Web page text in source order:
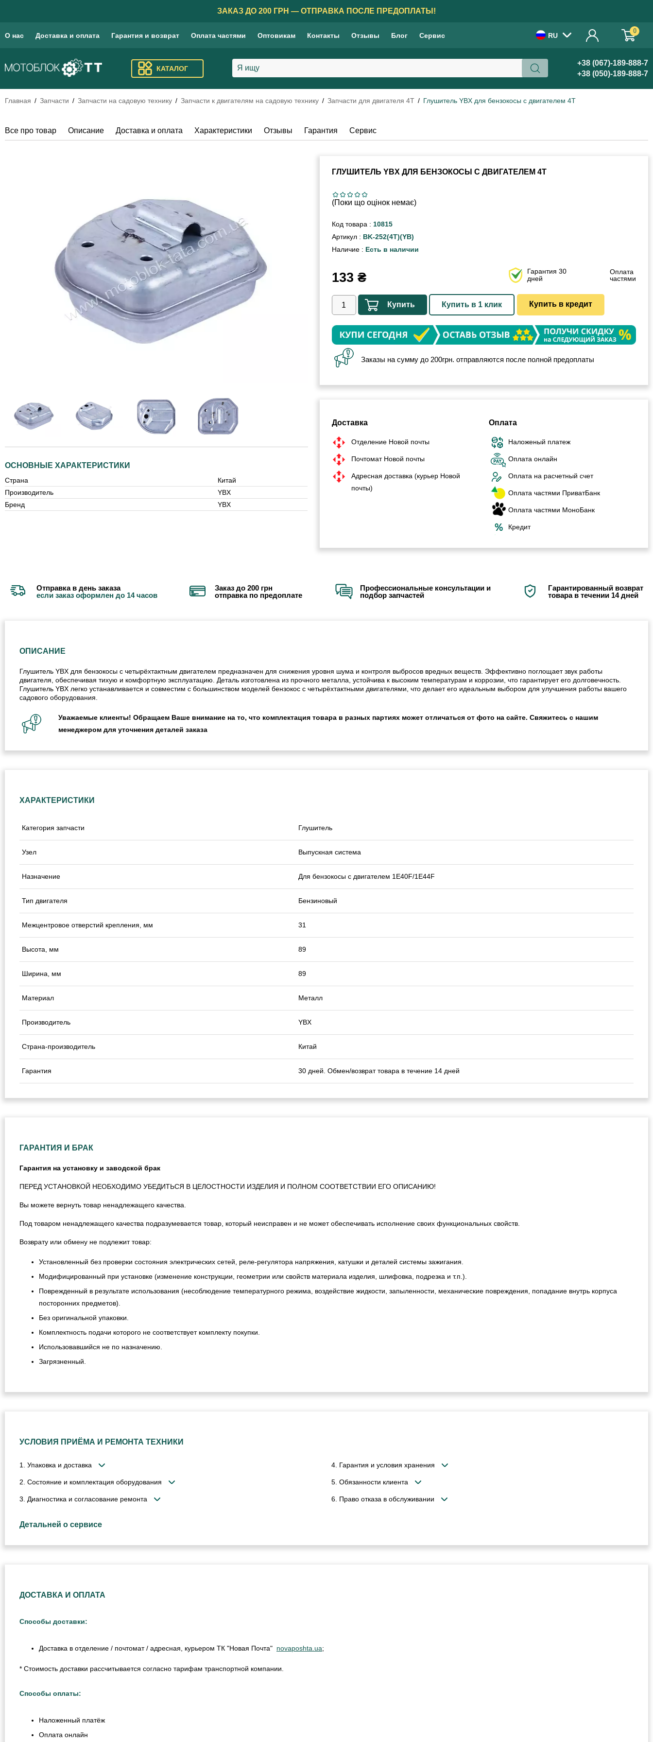
ЗАКАЗ ДО 200 ГРН — ОТПРАВКА ПОСЛЕ ПРЕДОПЛАТЫ!
О нас Доставка и оплата Гарантия и возврат Оплата частями Оптовикам Контакты Отзывы Блог Сервис RU
0
КАТАЛОГ
+38 (067)-189-888-7
+38 (050)-189-888-7
Главная Запчасти Запчасти на садовую технику Запчасти к двигателям на садовую технику Запчасти для двигателя 4Т Глушитель YBX для бензокосы с двигателем 4Т
Все про товар Описание Доставка и оплата Характеристики Отзывы Гарантия Сервис
ОСНОВНЫЕ ХАРАКТЕРИСТИКИ
Страна
Китай
Производитель
YBX
Бренд
YBX
ГЛУШИТЕЛЬ YBX ДЛЯ БЕНЗОКОСЫ С ДВИГАТЕЛЕМ 4Т
(Поки що оцінок немає)
Код товара : 10815
Артикул : BK-252(4Т)(YB)
Наличие : Есть в наличии
133 ₴
Гарантия 30
дней
Оплата
частями
Купить Купить в 1 клик Купить в кредит
Заказы на сумму до 200грн. отправляются после полной предоплаты
Доставка
Отделение Новой почты
Почтомат Новой почты
Адресная доставка (курьер Новой
почты)
Оплата
Наложеный платеж
Оплата онлайн
Оплата на расчетный счет
Оплата частями ПриватБанк
Оплата частями МоноБанк
Кредит
Отправка в день заказа
если заказ оформлен до 14 часов
Заказ до 200 грн
отправка по предоплате
Профессиональные консультации и
подбор запчастей
Гарантированный возврат
товара в течении 14 дней
ОПИСАНИЕ
Глушитель YBX для бензокосы с четырёхтактным двигателем предназначен для снижения уровня шума и контроля выбросов вредных веществ. Эффективно поглощает звук работы
двигателя, обеспечивая тихую и комфортную эксплуатацию. Деталь изготовлена из прочного металла, устойчива к высоким температурам и коррозии, что гарантирует его долговечность.
Глушитель YBX легко устанавливается и совместим с большинством моделей бензокос с четырёхтактными двигателями, что делает его идеальным выбором для улучшения работы вашего
садового оборудования.
Уважаемые клиенты! Обращаем Ваше внимание на то, что комплектация товара в разных партиях может отличаться от фото на сайте. Свяжитесь с нашим
менеджером для уточнения деталей заказа
ХАРАКТЕРИСТИКИ
Категория запчасти Глушитель
Узел Выпускная система
Назначение Для бензокосы с двигателем 1Е40F/1E44F
Тип двигателя Бензиновый
Межцентровое отверстий крепления, мм 31
Высота, мм 89
Ширина, мм 89
Материал Металл
Производитель YBX
Страна-производитель Китай
Гарантия 30 дней. Обмен/возврат товара в течение 14 дней
ГАРАНТИЯ И БРАК
Гарантия на установку и заводской брак
ПЕРЕД УСТАНОВКОЙ НЕОБХОДИМО УБЕДИТЬСЯ В ЦЕЛОСТНОСТИ ИЗДЕЛИЯ И ПОЛНОМ СООТВЕТСТВИИ ЕГО ОПИСАНИЮ!
Вы можете вернуть товар ненадлежащего качества.
Под товаром ненадлежащего качества подразумевается товар, который неисправен и не может обеспечивать исполнение своих функциональных свойств.
Возврату или обмену не подлежит товар:
Установленный без проверки состояния электрических сетей, реле-регулятора напряжения, катушки и деталей системы зажигания.
Модифицированный при установке (изменение конструкции, геометрии или свойств материала изделия, шлифовка, подрезка и т.п.).
Поврежденный в результате использования (несоблюдение температурного режима, воздействие жидкости, запыленности, механические повреждения, попадание внутрь корпуса
посторонних предметов).
Без оригинальной упаковки.
Комплектность подачи которого не соответствует комплекту покупки.
Использовавшийся не по назначению.
Загрязненный.
УСЛОВИЯ ПРИЁМА И РЕМОНТА ТЕХНИКИ
1. Упаковка и доставка
2. Состояние и комплектация оборудования
3. Диагностика и согласование ремонта
4. Гарантия и условия хранения
5. Обязанности клиента
6. Право отказа в обслуживании
Детальней о сервисе
ДОСТАВКА И ОПЛАТА
Способы доставки:
Доставка в отделение / почтомат / адресная, курьером ТК "Новая Почта" novaposhta.ua;
* Стоимость доставки рассчитывается согласно тарифам транспортной компании.
Способы оплаты:
Наложенный платёж
Оплата онлайн